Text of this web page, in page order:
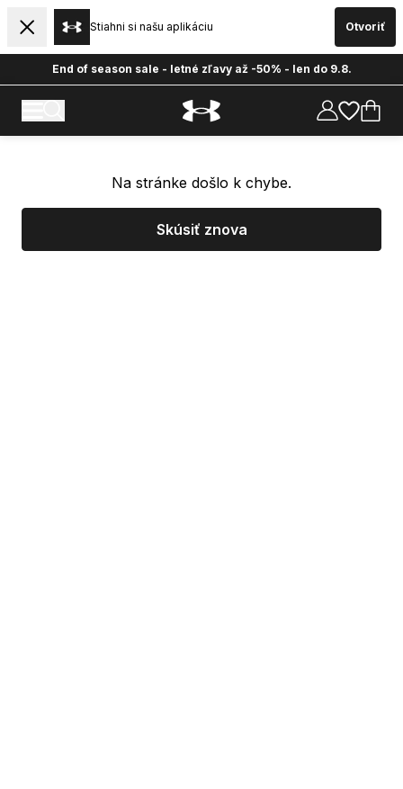
Stiahni si našu aplikáciu Otvoriť
End of season sale - letné zľavy až -50% - len do 9.8.
Na stránke došlo k chybe.
Skúsiť znova